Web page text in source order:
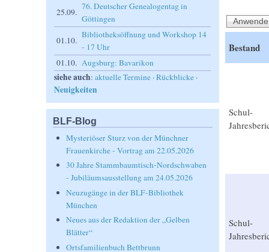
Bestand
Schul-
Schul-
25.09.
76. Deutscher Genealogentag in
Göttingen
01.10.
Bibliotheksöffnung und Workshop 14
- 17 Uhr
01.10. Augsburg: Bavarikon
siehe auch:aktuelle Termine ·Rückblicke ·
Neuigkeiten
BLF-Blog
Mysteriöser Sturz von der Münchner
Frauenkirche - Vortrag am 22.05.2026
30 Jahre Stammbaumtisch-Nordschwaben
- Jubiläumsausstellung am 24.05.2026
Neuzugänge in der BLF-Bibliothek
München
Neues aus der Redaktion der „Gelben
Blätter“
Ortsfamilienbuch Bettbrunn